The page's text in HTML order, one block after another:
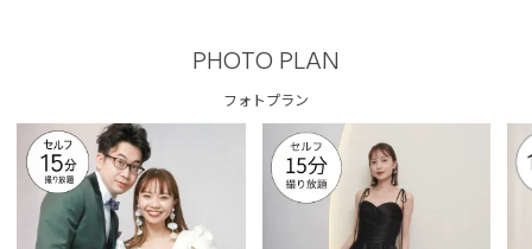
PHOTO PLAN
フォトプラン